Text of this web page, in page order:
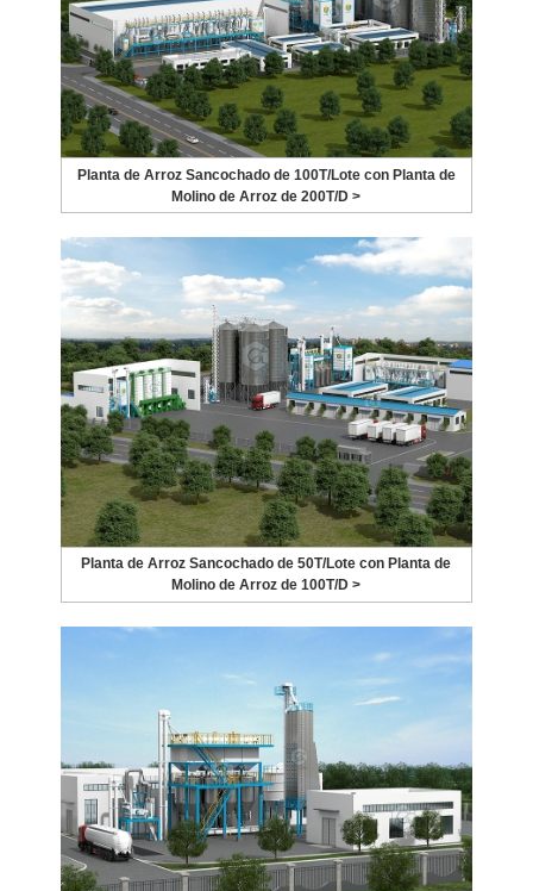
Planta de Arroz Sancochado de 100T/Lote con Planta de
Molino de Arroz de 200T/D >
Planta de Arroz Sancochado de 50T/Lote con Planta de
Molino de Arroz de 100T/D >